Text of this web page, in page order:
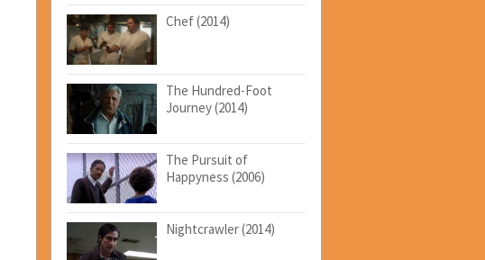
Chef (2014)
The Hundred-Foot
Journey (2014)
The Pursuit of
Happyness (2006)
Nightcrawler (2014)